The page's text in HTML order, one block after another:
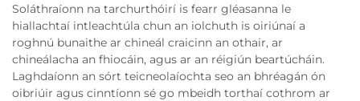
Soláthraíonn na tarchurthóirí is fearr gléasanna le
hiallachtaí intleachtúla chun an iolchuth is oiriúnaí a
roghnú bunaithe ar chineál craicinn an othair, ar
chineálacha an fhiocáin, agus ar an réigiún beartúcháin.
Laghdaíonn an sórt teicneolaíochta seo an bhréagán ón
oibriúir agus cinntíonn sé go mbeidh torthaí cothrom ar